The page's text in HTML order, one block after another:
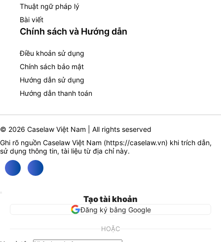
Thuật ngữ pháp lý
Bài viết
Chính sách và Hướng dẫn
Điều khoản sử dụng
Chính sách bảo mật
Hướng dẫn sử dụng
Hướng dẫn thanh toán
© 2026 Caselaw Việt Nam | All rights seserved
Ghi rõ nguồn Caselaw Việt Nam (https://caselaw.vn) khi trích dẫn,
sử dụng thông tin, tài liệu từ địa chỉ này.
Tạo tài khoản
Đăng ký bằng Google
HOẶC